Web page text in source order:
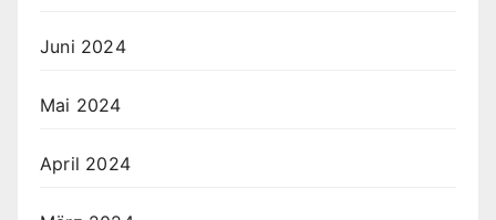
Juni 2024
Mai 2024
April 2024